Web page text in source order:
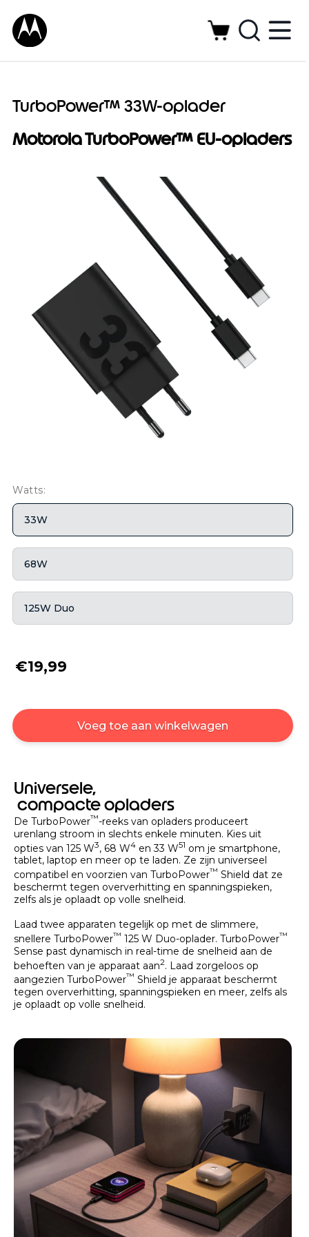
TurboPower™ 33W-oplader
Motorola TurboPower™ EU-opladers
Watts:
33W
68W
125W Duo
€19,99
Voeg toe aan winkelwagen
Universele,
compacte opladers
De TurboPower™-reeks van opladers produceert
urenlang stroom in slechts enkele minuten. Kies uit
opties van 125 W3, 68 W4 en 33 W51 om je smartphone,
tablet, laptop en meer op te laden. Ze zijn universeel
compatibel en voorzien van TurboPower™ Shield dat ze
beschermt tegen oververhitting en spanningspieken,
zelfs als je oplaadt op volle snelheid.
Laad twee apparaten tegelijk op met de slimmere,
snellere TurboPower™ 125 W Duo-oplader. TurboPower™
Sense past dynamisch in real-time de snelheid aan de
behoeften van je apparaat aan2. Laad zorgeloos op
aangezien TurboPower™ Shield je apparaat beschermt
tegen oververhitting, spanningspieken en meer, zelfs als
je oplaadt op volle snelheid.